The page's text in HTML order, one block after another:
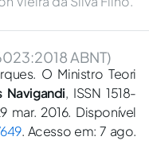
ABNT)
O Ministro Teori
Navigandi, ISSN 1518-
mar. 2016. Disponível
. Acesso em: 7 ago.